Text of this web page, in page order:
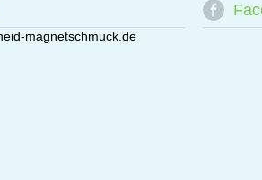
magnetschmuck.de